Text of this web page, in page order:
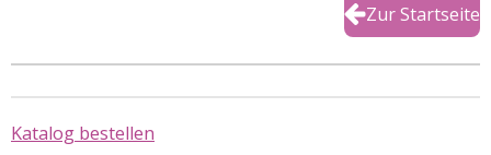
Zur Startseite
Katalog bestellen